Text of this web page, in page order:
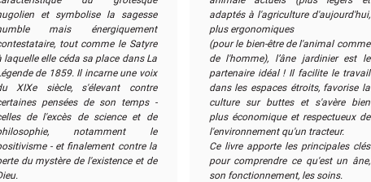
et symbolise la sagesse
mais énergiquement
tout comme le Satyre
laquelle elle céda sa place dans La
de 1859. Il incarne une voix
XIXe siècle, s'élevant contre
pensées de son temps -
de l'excès de science et de
notamment le
- et finalement contre la
du mystère de l'existence et de
adaptés à l'agriculture d'aujourd'hui,
plus ergonomiques
(pour le bien-être de l'animal comme
de l'homme), l’âne jardinier est le
partenaire idéal ! Il facilite le travail
dans les espaces étroits, favorise la
culture sur buttes et s'avère bien
plus économique et respectueux de
l'environnement qu'un tracteur.
Ce livre apporte les principales clés
pour comprendre ce qu'est un âne,
son fonctionnement, les soins.